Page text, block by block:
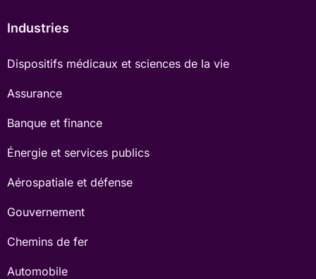
Industries
Dispositifs médicaux et sciences de la vie
Assurance
Banque et finance
Énergie et services publics
Aérospatiale et défense
Gouvernement
Chemins de fer
Automobile